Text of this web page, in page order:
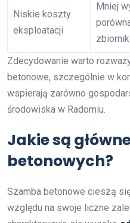
Niskie koszty
eksploatacji
Mniej
Zdecydowanie warto
betonowe, szczególnie w
wspierają zarówno
środowiska w Radomiu.
Jakie są
betonowych?
Szamba betonowe cieszą
względu na swoje liczne